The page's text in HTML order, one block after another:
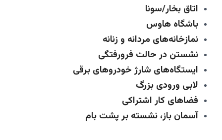
اتاق بخار/سونا
باشگاه هاوس
نمازخانه‌های مردانه و زنانه
نشستن در حالت فرورفتگی
ایستگاه‌های شارژ خودروهای برقی
لابی ورودی بزرگ
فضاهای کار اشتراکی
آسمان باز، نشسته بر پشت بام